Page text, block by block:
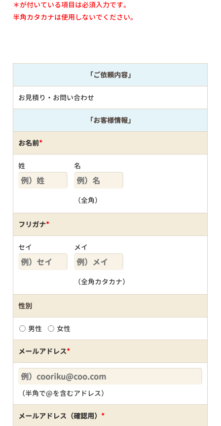
＊が付いている項目は必須入力です。
半角カタカナは使用しないでください。
「ご依頼内容」
お見積り・お問い合わせ
「お客様情報」
お名前*
姓 名
（全角）
フリガナ*
セイ メイ
（全角カタカナ）
性別
男性 女性
メールアドレス*
（半角で@を含むアドレス）
メールアドレス（確認用） *